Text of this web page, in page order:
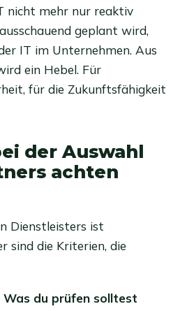
nicht mehr nur reaktiv
geplant wird,
IT im Unternehmen. Aus
ein Hebel. Für
für die Zukunftsfähigkeit
der Auswahl
achten
Dienstleisters ist
sind die Kriterien, die
Was du prüfen solltest